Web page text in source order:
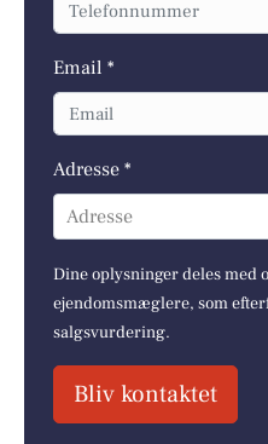
Email *
Adresse *
Adresse
Dine oplysninger deles med
ejendomsmæglere, som
salgsvurdering.
Bliv kontaktet